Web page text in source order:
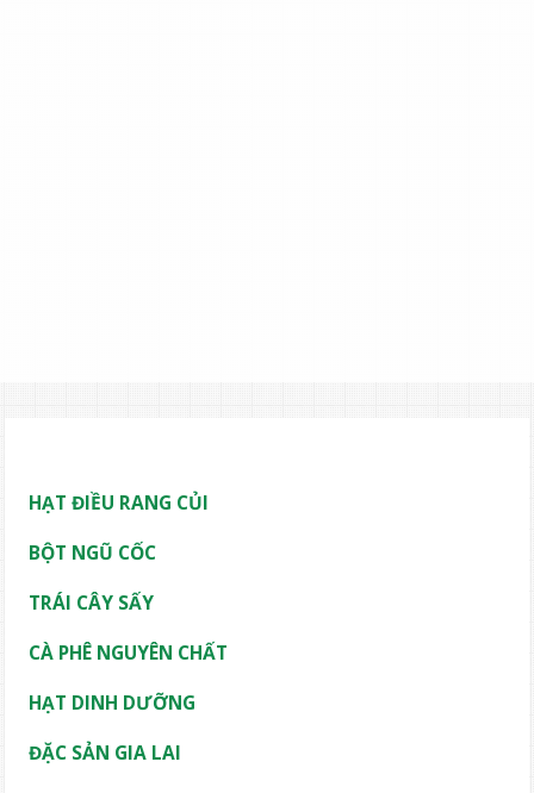
HẠT ĐIỀU RANG CỦI
BỘT NGŨ CỐC
TRÁI CÂY SẤY
CÀ PHÊ NGUYÊN CHẤT
HẠT DINH DƯỠNG
ĐẶC SẢN GIA LAI